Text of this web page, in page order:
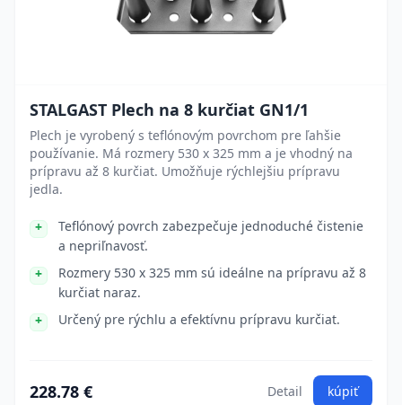
STALGAST Plech na 8 kurčiat GN1/1
Plech je vyrobený s teflónovým povrchom pre ľahšie
používanie. Má rozmery 530 x 325 mm a je vhodný na
prípravu až 8 kurčiat. Umožňuje rýchlejšiu prípravu
jedla.
Teflónový povrch zabezpečuje jednoduché čistenie
a nepriľnavosť.
Rozmery 530 x 325 mm sú ideálne na prípravu až 8
kurčiat naraz.
Určený pre rýchlu a efektívnu prípravu kurčiat.
228.78 € Detail kúpiť